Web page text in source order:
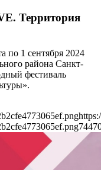
Территория
по 1 сентября 2024
района Санкт-
фестиваль
744